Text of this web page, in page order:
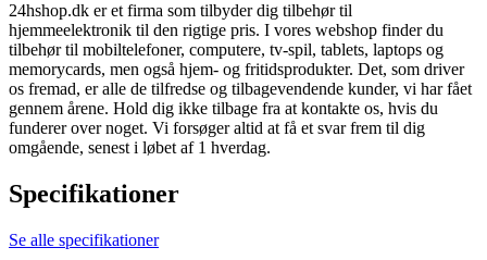
24hshop.dk er et firma som tilbyder dig tilbehør til
hjemmeelektronik til den rigtige pris. I vores webshop finder du
tilbehør til mobiltelefoner, computere, tv-spil, tablets, laptops og
memorycards, men også hjem- og fritidsprodukter. Det, som driver
os fremad, er alle de tilfredse og tilbagevendende kunder, vi har fået
gennem årene. Hold dig ikke tilbage fra at kontakte os, hvis du
funderer over noget. Vi forsøger altid at få et svar frem til dig
omgående, senest i løbet af 1 hverdag.
Specifikationer
Se alle specifikationer